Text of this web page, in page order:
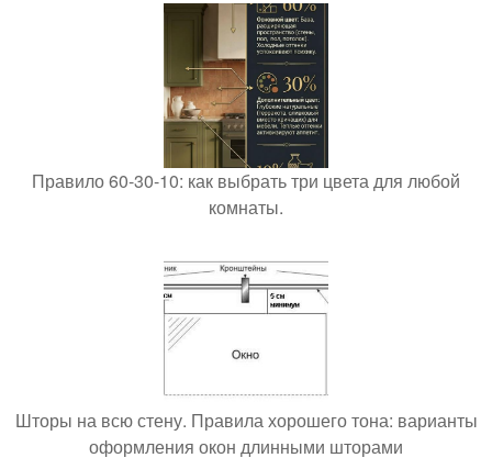
Правило 60-30-10: как выбрать три цвета для любой
комнаты.
Шторы на всю стену. Правила хорошего тона: варианты
оформления окон длинными шторами